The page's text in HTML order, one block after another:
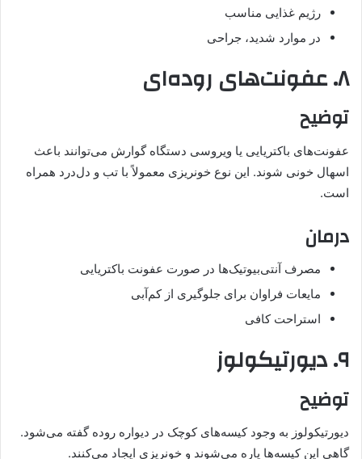
رژیم غذایی مناسب
در موارد شدید، جراحی
۸. عفونت‌های روده‌ای
توضیح
عفونت‌های باکتریایی یا ویروسی دستگاه گوارش می‌توانند باعث
اسهال خونی شوند. این نوع خونریزی معمولاً با تب و دل‌درد همراه
است.
درمان
مصرف آنتی‌بیوتیک‌ها در صورت عفونت باکتریایی
مایعات فراوان برای جلوگیری از کم‌آبی
استراحت کافی
۹. دیورتیکولوز
توضیح
دیورتیکولوز به وجود کیسه‌های کوچک در دیواره روده گفته می‌شود.
گاهی این کیسه‌ها پاره می‌شوند و خونریزی ایجاد می‌کنند.